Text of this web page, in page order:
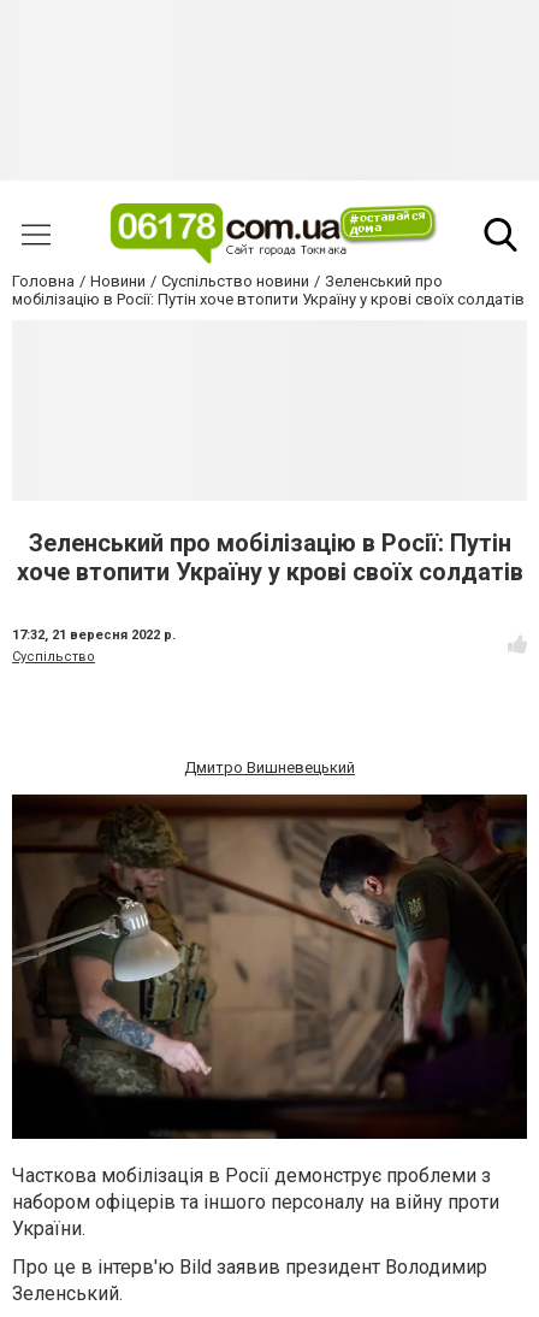
Головна Новини Суспільство новини
Зеленський про
мобілізацію в Росії: Путін хоче втопити Україну у крові своїх солдатів
Зеленський про мобілізацію в Росії: Путін
хоче втопити Україну у крові своїх солдатів
17:32, 21 вересня 2022 р.
Суспільство
Дмитро Вишневецький
Часткова мобілізація в Росії демонструє проблеми з
набором офіцерів та іншого персоналу на війну проти
України.
Про це в інтерв'ю Bild заявив президент Володимир
Зеленський.